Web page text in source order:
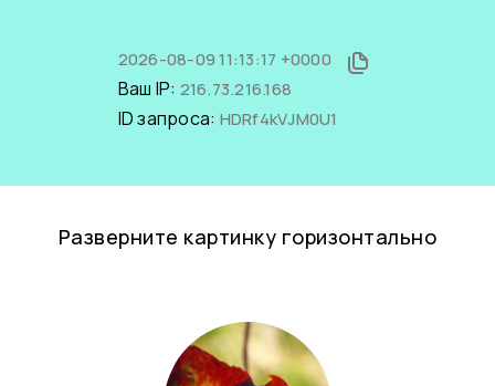
2026-08-09 11:13:17 +0000
Ваш IP: 216.73.216.168
ID запроса: HDRf4kVJM0U1
Разверните картинку горизонтально